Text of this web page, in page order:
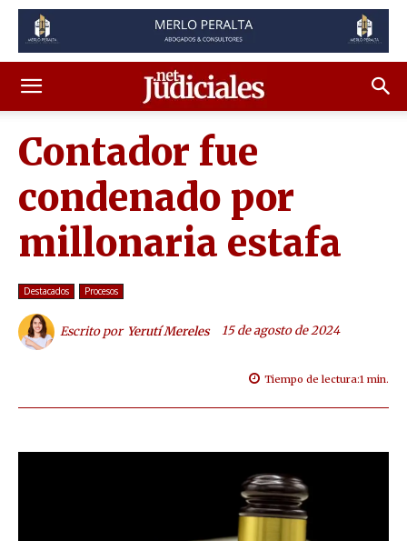
Contador fue
condenado por
millonaria estafa
Destacados Procesos
Escrito por Yerutí Mereles 15 de agosto de 2024
Tiempo de lectura:1 min.